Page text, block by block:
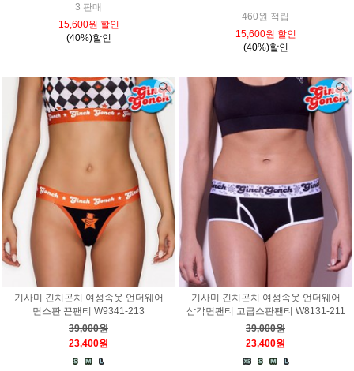
3 판매
15,600원 할인
(40%)할인
460원 적립
15,600원 할인
(40%)할인
기사미 긴치곤치 여성속옷 언더웨어
면스판 끈팬티 W9341-213
39,000원
23,400원
기사미 긴치곤치 여성속옷 언더웨어
삼각면팬티 고급스판팬티 W8131-211
39,000원
23,400원